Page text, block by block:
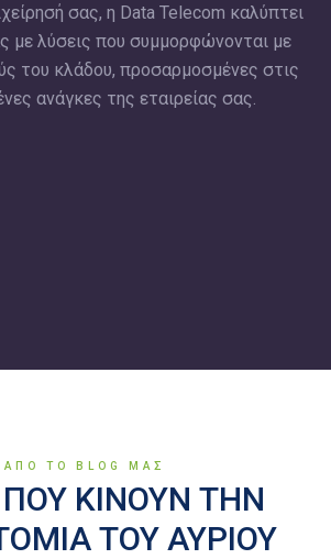
σας, η Data Telecom καλύπτει
με λύσεις που συμμορφώνονται με
του κλάδου, προσαρμοσμένες στις
ανάγκες της εταιρείας σας.
ΑΠΟ ΤΟ BLOG ΜΑΣ
ΠΟΥ ΚΙΝΟΥΝ ΤΗΝ
ΤΟΥ ΑΥΡΙΟΥ